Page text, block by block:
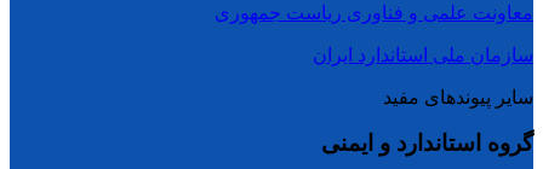
معاونت علمی و فناوری ریاست جمهوری
سازمان ملی استاندارد ایران
سایر پیوندهای مفید
گروه استاندارد و ایمنی